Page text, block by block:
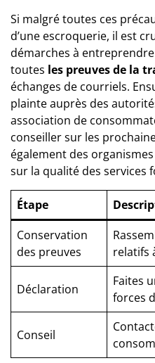
Si malgré toutes ces
d’une escroquerie, il est
démarches à
toutes les preuves de la
échanges de courriels.
plainte auprès des
association de
conseiller sur les
également des
sur la qualité des services
Étape
Conservation
des preuves
relatifs
Déclaration
Faites
forces
Conseil